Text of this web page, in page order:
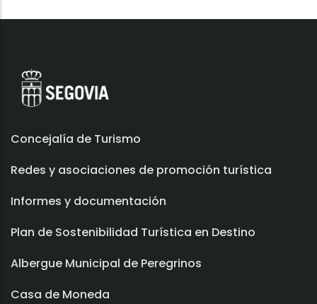
Concejalía de Turismo
Redes y asociaciones de promoción turística
Informes y documentación
Plan de Sostenibilidad Turística en Destino
Albergue Municipal de Peregrinos
Casa de Moneda